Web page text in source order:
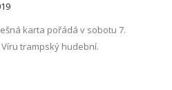
karta pořádá v sobotu 7.
trampský hudební.